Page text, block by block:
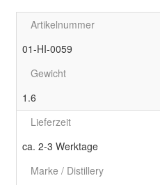
Artikelnummer
01-HI-0059
Gewicht
1.6
Lieferzeit
ca. 2-3 Werktage
Marke / Distillery